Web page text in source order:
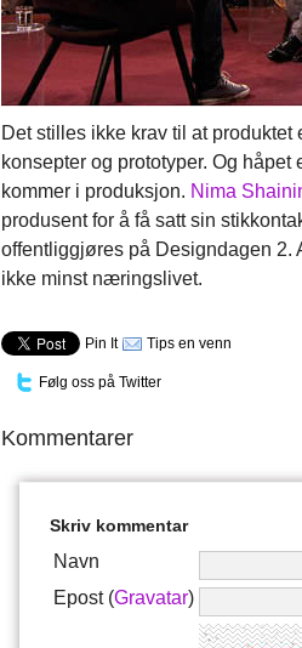
Det stilles ikke krav til at produktet
konsepter og prototyper. Og
kommer i produksjon. Nima
produsent for å få satt sin
offentliggjøres på Designdagen 2.
ikke minst næringslivet.
Pin It Tips en venn
Følg oss på Twitter
Kommentarer
Skriv kommentar
Navn
Epost (Gravatar)